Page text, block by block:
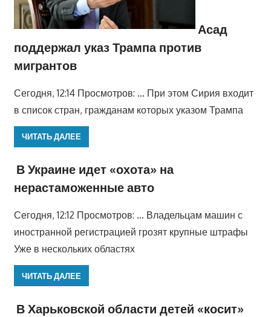
Асад
поддержал указ Трампа против
мигрантов
Сегодня, 12:14 Просмотров: … При этом Сирия входит
в список стран, гражданам которых указом Трампа
ЧИТАТЬ ДАЛЕЕ
В Украине идет «охота» на
нерастаможенные авто
Сегодня, 12:12 Просмотров: … Владельцам машин с
иностранной регистрацией грозят крупные штрафы
Уже в нескольких областях
ЧИТАТЬ ДАЛЕЕ
В Харьковской области детей «косит»